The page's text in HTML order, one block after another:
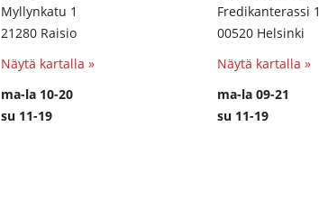
Myllynkatu 1
21280 Raisio
Näytä kartalla »
ma-la 10-20
su 11-19
Fredikanterassi 1
00520 Helsinki
Näytä kartalla »
ma-la 09-21
su 11-19